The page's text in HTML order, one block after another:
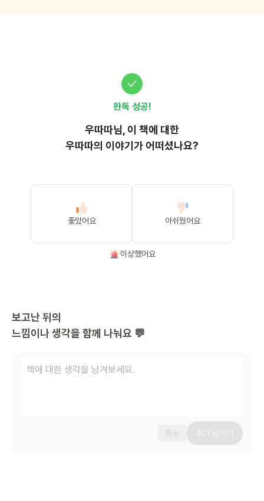
완독 성공!
우따따님, 이 책에 대한
우따따의 이야기가 어떠셨나요?
좋았어요 아쉬웠어요
이상했어요
보고난 뒤의
느낌이나 생각을 함께 나눠요 💬
취소 후기 남기기